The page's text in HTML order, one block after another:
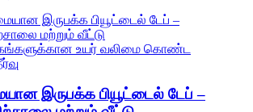
இருபக்க பியூட்டைல் ​​டேப் –